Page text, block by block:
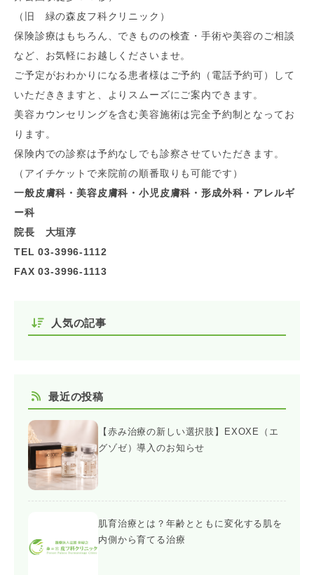
（旧 緑の森皮フ科クリニック）
保険診療はもちろん、できものの検査・手術や美容のご相談
など、お気軽にお越しくださいませ。
ご予定がおわかりになる患者様はご予約（電話予約可）して
いただききますと、よりスムーズにご案内できます。
美容カウンセリングを含む美容施術は完全予約制となってお
ります。
保険内での診察は予約なしでも診察させていただきます。
（アイチケットで来院前の順番取りも可能です）
一般皮膚科・美容皮膚科・小児皮膚科・形成外科・アレルギ
ー科
院長 大垣淳
TEL 03-3996-1112
FAX 03-3996-1113
人気の記事
最近の投稿
【赤み治療の新しい選択肢】EXOXE（エ
グゾゼ）導入のお知らせ
肌育治療とは？年齢とともに変化する肌を
内側から育てる治療